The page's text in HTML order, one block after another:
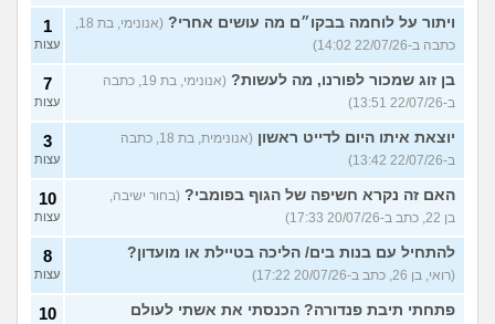
ויתור על לוחמה בבקו״ם מה עושים אחרי?
כתבה ב-22/07/26 14:02)
1
עצות
בן זוג שמכור לפורנו, מה לעשות?
(אנונימי, בת 19, כתבה
ב-22/07/26 13:51)
7
עצות
יוצאת איתו היום לדייט ראשון
(אנונימית, בת 18, כתבה
ב-22/07/26 13:42)
3
עצות
האם זה נקרא חשיפה של הגוף בפומבי? (בחור ישיבה,
בן 22, כתב ב-20/07/26 17:33)
10
עצות
להתחיל עם בנות בים/ הליכה בטיילת או מועדון?
(רואי, בן 26, כתב ב-20/07/26 17:22)
8
עצות
פתחתי תיבת פנדורה? הכנסתי את אשתי לעולם
10